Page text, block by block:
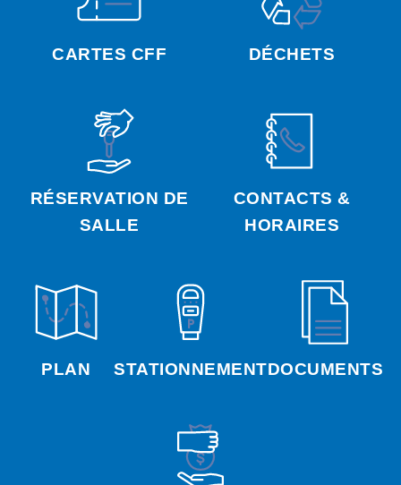
CARTES CFF DÉCHETS
RÉSERVATION DE
SALLE
CONTACTS &
HORAIRES
PLAN STATIONNEMENTDOCUMENTS